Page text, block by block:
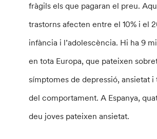
fràgils els que pagaran el preu.
trastorns afecten entre el 10% i el
infància i l’adolescència. Hi ha 9
en tota Europa, que pateixen
símptomes de depressió, ansietat i
del comportament. A Espanya,
deu joves pateixen ansietat.